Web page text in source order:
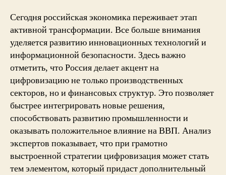
Сегодня российская экономика переживает этап
активной трансформации. Все больше внимания
уделяется развитию инновационных технологий и
информационной безопасности. Здесь важно
отметить, что Россия делает акцент на
цифровизацию не только производственных
секторов, но и финансовых структур. Это позволяет
быстрее интегрировать новые решения,
способствовать развитию промышленности и
оказывать положительное влияние на ВВП. Анализ
экспертов показывает, что при грамотно
выстроенной стратегии цифровизация может стать
тем элементом, который придаст дополнительный